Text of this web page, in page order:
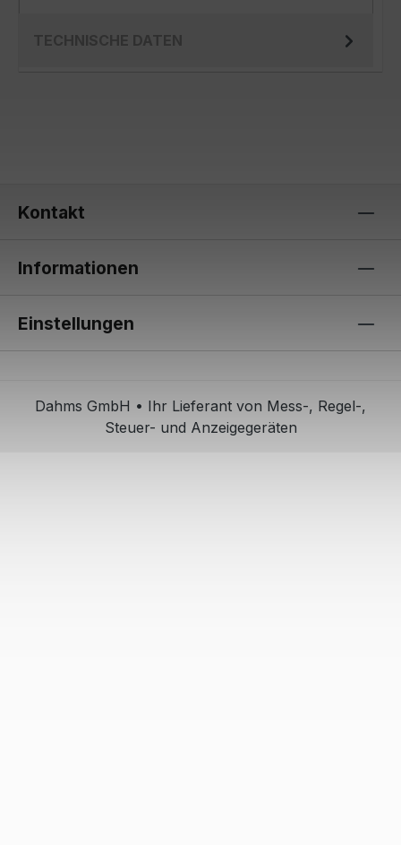
TECHNISCHE DATEN
Kontakt
Informationen
Einstellungen
Dahms GmbH • Ihr Lieferant von Mess-, Regel-,
Steuer- und Anzeigegeräten